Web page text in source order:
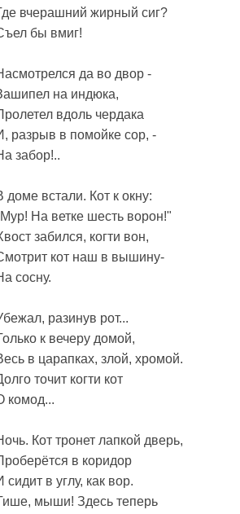
вчерашний жирный сиг?
бы вмиг!
да во двор -
на индюка,
вдоль чердака
разрыв в помойке сор, -
забор!..
доме встали. Кот к окну:
На ветке шесть ворон!"
забился, когти вон,
кот наш в вышину-
сосну.
разинув рот...
к вечеру домой,
в царапках, злой, хромой.
точит когти кот
комод...
Кот тронет лапкой дверь,
в коридор
сидит в углу, как вор.
мыши! Здесь теперь